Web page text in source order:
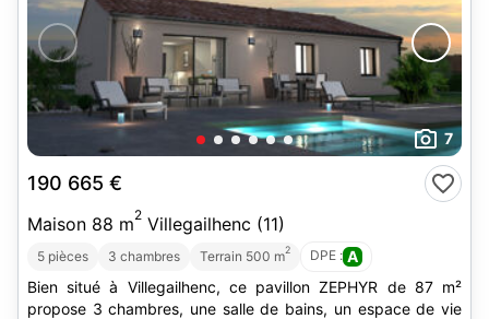
7
190 665 €
Maison 88 m2 Villegailhenc (11)
5 pièces 3 chambres Terrain 500 m2 DPE : A
Bien situé à Villegailhenc, ce pavillon ZEPHYR de 87 m²
propose 3 chambres, une salle de bains, un espace de vie